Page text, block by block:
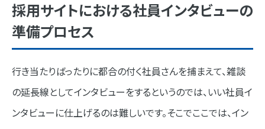
採用サイトにおける社員インタビューの
準備プロセス
行き当たりばったりに都合の付く社員さんを捕まえて、雑談
の延長線としてインタビューをするというのでは、いい社員イ
ンタビューに仕上げるのは難しいです。そこでここでは、イン